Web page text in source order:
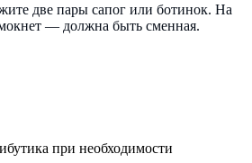
две пары сапог или ботинок. На
— должна быть сменная.
при необходимости